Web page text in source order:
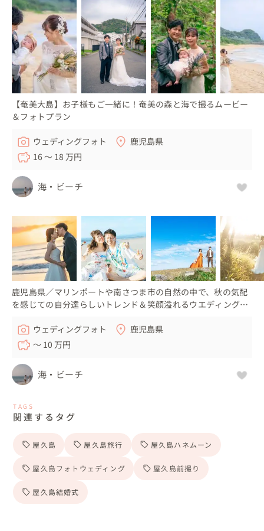
【奄美大島】お子様もご一緒に！奄美の森と海で撮るムービー
＆フォトプラン
ウェディングフォト
鹿児島県
16 〜 18 万円
海・ビーチ
鹿児島県／マリンポートや南さつま市の自然の中で、秋の気配
を感じての自分達らしいトレンド＆笑顔溢れるウエディングフ
ウェディングフォト
鹿児島県
〜 10 万円
海・ビーチ
TAGS
関連するタグ
屋久島 屋久島旅行 屋久島ハネムーン
屋久島フォトウェディング 屋久島前撮り
屋久島結婚式